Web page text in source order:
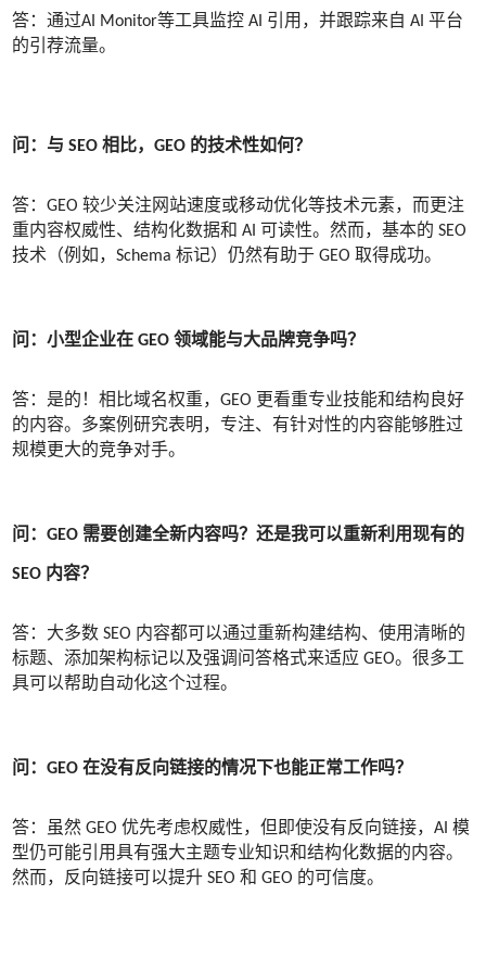
答：通过AI Monitor等工具监控 AI 引用，并跟踪来自 AI 平台
的引荐流量。
问：与 SEO 相比，GEO 的技术性如何？
答：GEO 较少关注网站速度或移动优化等技术元素，而更注
重内容权威性、结构化数据和 AI 可读性。然而，基本的 SEO
技术（例如，Schema 标记）仍然有助于 GEO 取得成功。
问：小型企业在 GEO 领域能与大品牌竞争吗？
答：是的！相比域名权重，GEO 更看重专业技能和结构良好
的内容。多案例研究表明，专注、有针对性的内容能够胜过
规模更大的竞争对手。
问：GEO 需要创建全新内容吗？还是我可以重新利用现有的
SEO 内容？
答：大多数 SEO 内容都可以通过重新构建结构、使用清晰的
标题、添加架构标记以及强调问答格式来适应 GEO。很多工
具可以帮助自动化这个过程。
问：GEO 在没有反向链接的情况下也能正常工作吗？
答：虽然 GEO 优先考虑权威性，但即使没有反向链接，AI 模
型仍可能引用具有强大主题专业知识和结构化数据的内容。
然而，反向链接可以提升 SEO 和 GEO 的可信度。